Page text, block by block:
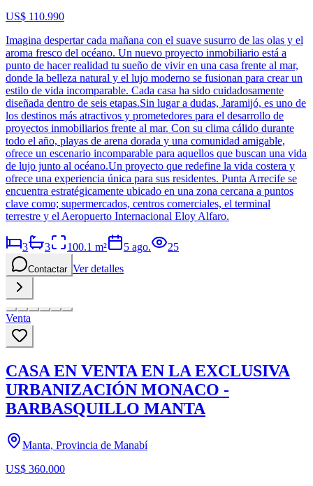
US$ 110.990
Imagina despertar cada mañana con el suave susurro de las olas y el
aroma fresco del océano. Un nuevo proyecto inmobiliario está a
punto de hacer realidad tu sueño de vivir en una casa frente al mar,
donde la belleza natural y el lujo moderno se fusionan para crear un
estilo de vida incomparable. Cada casa ha sido cuidadosamente
diseñada dentro de seis etapas.Sin lugar a dudas, Jaramijó, es uno de
los destinos más atractivos y prometedores para el desarrollo de
proyectos inmobiliarios frente al mar. Con su clima cálido durante
todo el año, playas de arena dorada y una comunidad amigable,
ofrece un escenario incomparable para aquellos que buscan una vida
de lujo junto al océano.Un proyecto que redefine la vida costera y
ofrece una experiencia única para sus residentes. Punta Arrecife se
encuentra estratégicamente ubicado en una zona cercana a puntos
clave como; supermercados, centros comerciales, el terminal
terrestre y el Aeropuerto Internacional Eloy Alfaro.
3 3 100.1 m² 5 ago. 25
Contactar Ver detalles
Venta
CASA EN VENTA EN LA EXCLUSIVA
URBANIZACIÓN MONACO -
BARBASQUILLO MANTA
Manta, Provincia de Manabí
US$ 360.000